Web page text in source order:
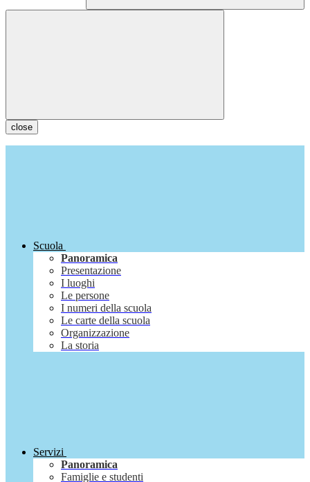
close
Scuola
Panoramica
Presentazione
I luoghi
Le persone
I numeri della scuola
Le carte della scuola
Organizzazione
La storia
Servizi
Panoramica
Famiglie e studenti